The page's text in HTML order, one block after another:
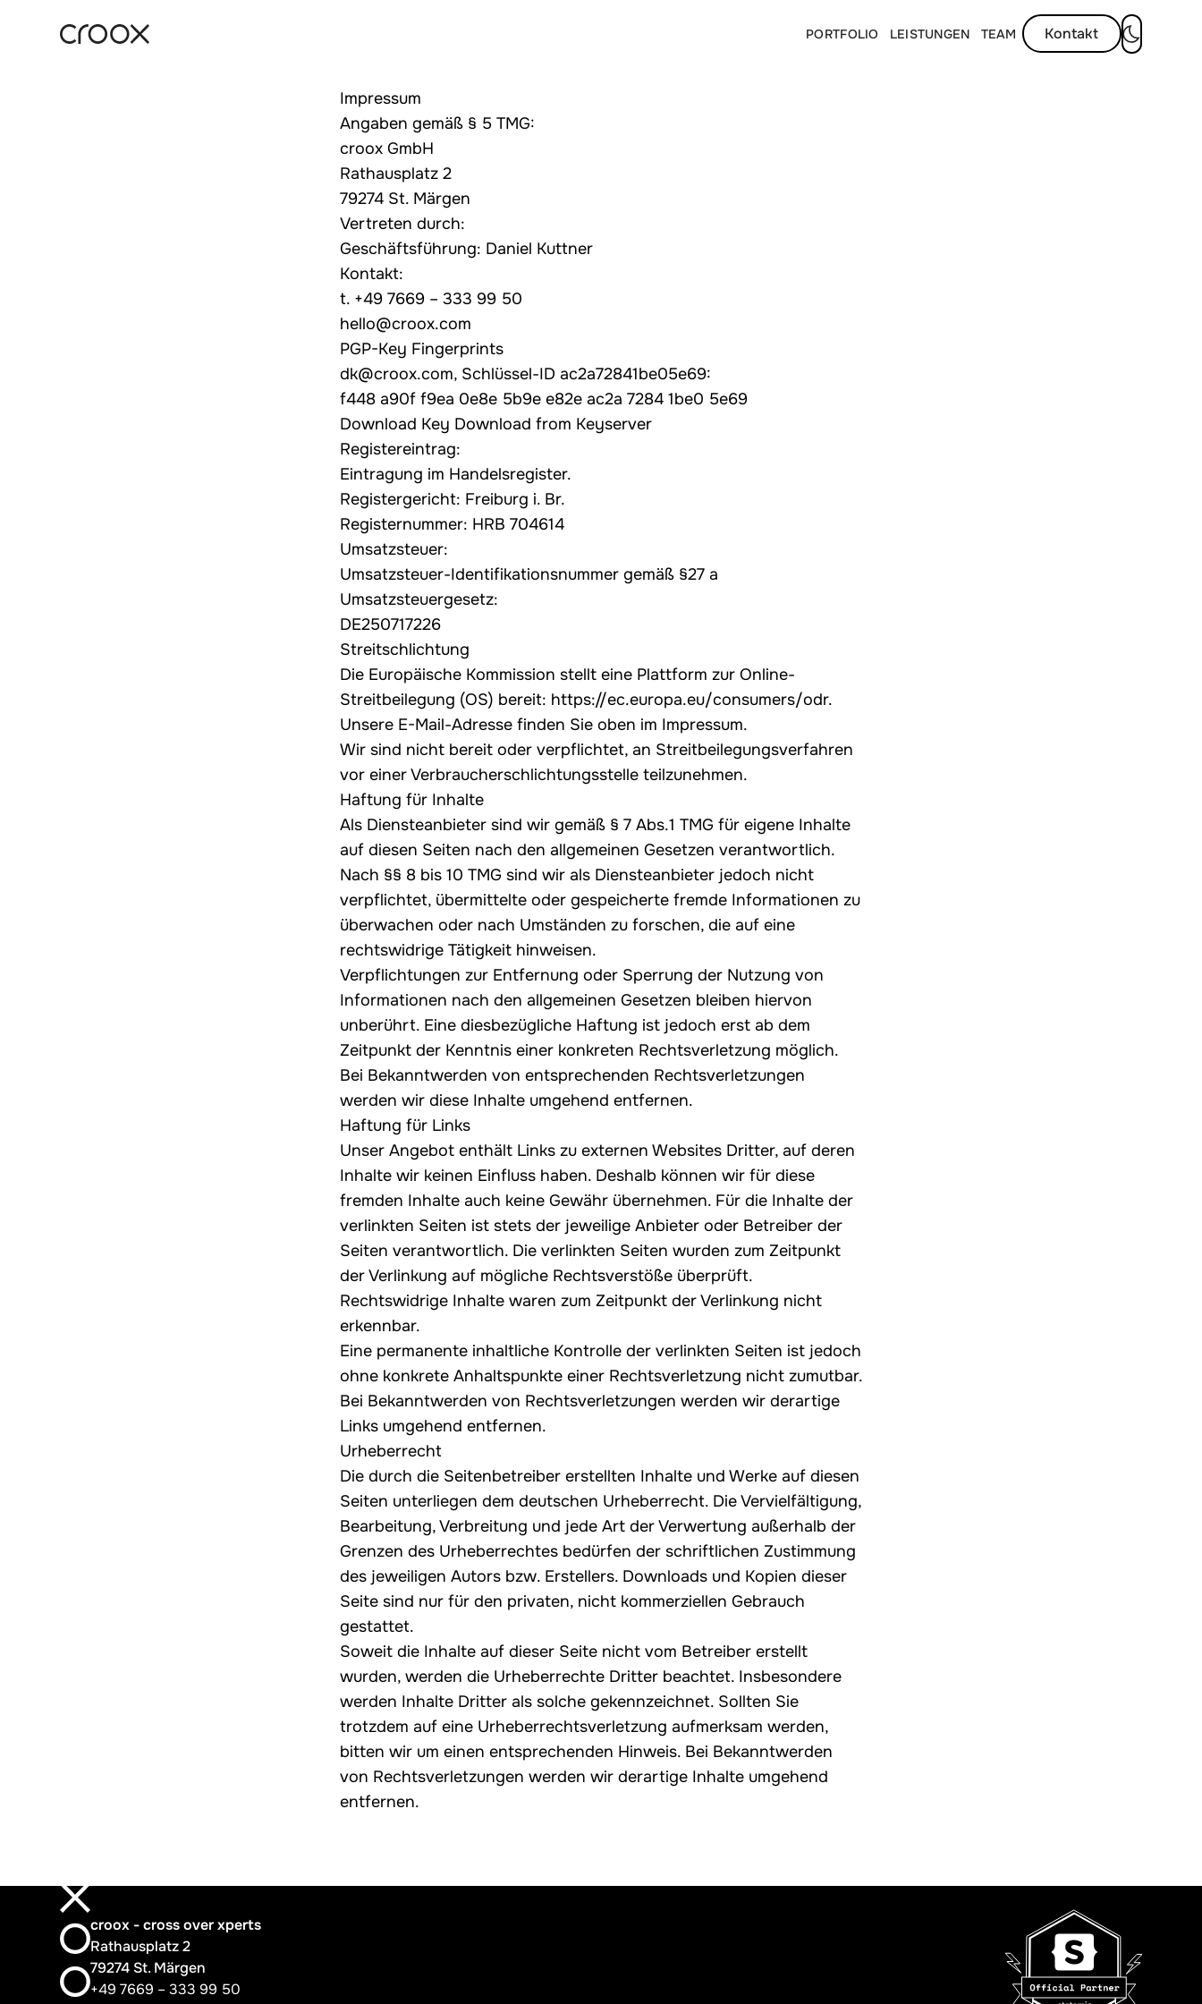
PORTFOLIO LEISTUNGEN TEAM Kontakt
Impressum
Angaben gemäß § 5 TMG:
croox GmbH
Rathausplatz 2
79274 St. Märgen
Vertreten durch:
Geschäftsführung: Daniel Kuttner
Kontakt:
t. +49 7669 – 333 99 50
hello@croox.com
PGP-Key Fingerprints
dk@croox.com, Schlüssel-ID ac2a72841be05e69:
f448 a90f f9ea 0e8e 5b9e e82e ac2a 7284 1be0 5e69
Download Key Download from Keyserver
Registereintrag:
Eintragung im Handelsregister.
Registergericht: Freiburg i. Br.
Registernummer: HRB 704614
Umsatzsteuer:
Umsatzsteuer-Identifikationsnummer gemäß §27 a
Umsatzsteuergesetz:
DE250717226
Streitschlichtung
Die Europäische Kommission stellt eine Plattform zur Online-
Streitbeilegung (OS) bereit: https://ec.europa.eu/consumers/odr.
Unsere E-Mail-Adresse finden Sie oben im Impressum.
Wir sind nicht bereit oder verpflichtet, an Streitbeilegungsverfahren
vor einer Verbraucherschlichtungsstelle teilzunehmen.
Haftung für Inhalte
Als Diensteanbieter sind wir gemäß § 7 Abs.1 TMG für eigene Inhalte
auf diesen Seiten nach den allgemeinen Gesetzen verantwortlich.
Nach §§ 8 bis 10 TMG sind wir als Diensteanbieter jedoch nicht
verpflichtet, übermittelte oder gespeicherte fremde Informationen zu
überwachen oder nach Umständen zu forschen, die auf eine
rechtswidrige Tätigkeit hinweisen.
Verpflichtungen zur Entfernung oder Sperrung der Nutzung von
Informationen nach den allgemeinen Gesetzen bleiben hiervon
unberührt. Eine diesbezügliche Haftung ist jedoch erst ab dem
Zeitpunkt der Kenntnis einer konkreten Rechtsverletzung möglich.
Bei Bekanntwerden von entsprechenden Rechtsverletzungen
werden wir diese Inhalte umgehend entfernen.
Haftung für Links
Unser Angebot enthält Links zu externen Websites Dritter, auf deren
Inhalte wir keinen Einfluss haben. Deshalb können wir für diese
fremden Inhalte auch keine Gewähr übernehmen. Für die Inhalte der
verlinkten Seiten ist stets der jeweilige Anbieter oder Betreiber der
Seiten verantwortlich. Die verlinkten Seiten wurden zum Zeitpunkt
der Verlinkung auf mögliche Rechtsverstöße überprüft.
Rechtswidrige Inhalte waren zum Zeitpunkt der Verlinkung nicht
erkennbar.
Eine permanente inhaltliche Kontrolle der verlinkten Seiten ist jedoch
ohne konkrete Anhaltspunkte einer Rechtsverletzung nicht zumutbar.
Bei Bekanntwerden von Rechtsverletzungen werden wir derartige
Links umgehend entfernen.
Urheberrecht
Die durch die Seitenbetreiber erstellten Inhalte und Werke auf diesen
Seiten unterliegen dem deutschen Urheberrecht. Die Vervielfältigung,
Bearbeitung, Verbreitung und jede Art der Verwertung außerhalb der
Grenzen des Urheberrechtes bedürfen der schriftlichen Zustimmung
des jeweiligen Autors bzw. Erstellers. Downloads und Kopien dieser
Seite sind nur für den privaten, nicht kommerziellen Gebrauch
gestattet.
Soweit die Inhalte auf dieser Seite nicht vom Betreiber erstellt
wurden, werden die Urheberrechte Dritter beachtet. Insbesondere
werden Inhalte Dritter als solche gekennzeichnet. Sollten Sie
trotzdem auf eine Urheberrechtsverletzung aufmerksam werden,
bitten wir um einen entsprechenden Hinweis. Bei Bekanntwerden
von Rechtsverletzungen werden wir derartige Inhalte umgehend
entfernen.
croox - cross over xperts
Rathausplatz 2
79274 St. Märgen
+49 7669 – 333 99 50